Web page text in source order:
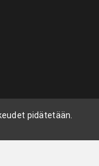
pidätetään.